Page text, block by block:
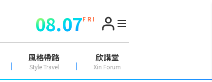
08.07F R I
風格帶路
Style Travel
欣講堂
Xin Forum